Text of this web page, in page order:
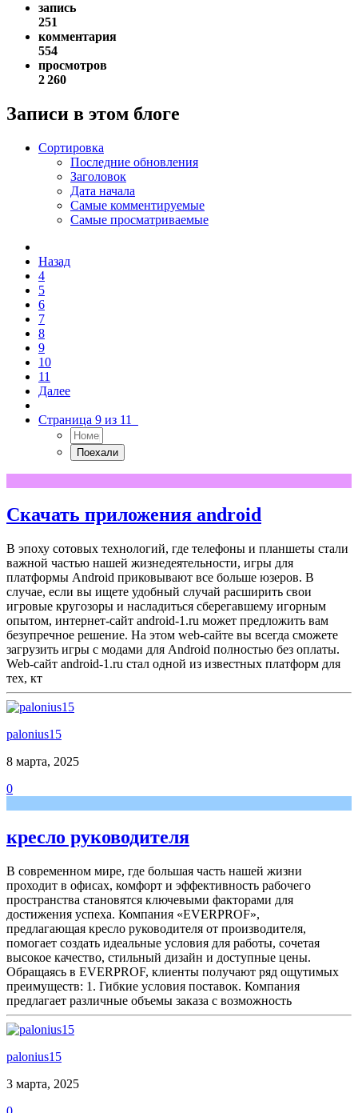
запись
251
комментария
554
просмотров
2 260
Записи в этом блоге
Сортировка
Последние обновления
Заголовок
Дата начала
Самые комментируемые
Самые просматриваемые
Назад
4
5
6
7
8
9
10
11
Далее
Страница 9 из 11
Скачать приложения android
В эпоху сотовых технологий, где телефоны и планшеты стали
важной частью нашей жизнедеятельности, игры для
платформы Android приковывают все больше юзеров. В
случае, если вы ищете удобный случай расширить свои
игровые кругозоры и насладиться сберегавшему игорным
опытом, интернет-сайт android-1.ru может предложить вам
безупречное решение. На этом web-сайте вы всегда сможете
загрузить игры с модами для Android полностью без оплаты.
Web-сайт android-1.ru стал одной из известных платформ для
тех, кт
palonius15
8 марта, 2025
0
кресло руководителя
В современном мире, где большая часть нашей жизни
проходит в офисах, комфорт и эффективность рабочего
пространства становятся ключевыми факторами для
достижения успеха. Компания «EVERPROF»,
предлагающая кресло руководителя от производителя,
помогает создать идеальные условия для работы, сочетая
высокое качество, стильный дизайн и доступные цены.
Обращаясь в EVERPROF, клиенты получают ряд ощутимых
преимуществ: 1. Гибкие условия поставок. Компания
предлагает различные объемы заказа с возможность
palonius15
3 марта, 2025